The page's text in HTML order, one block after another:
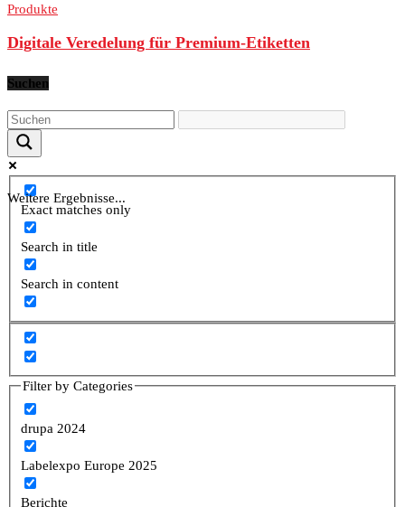
Produkte
Digitale Veredelung für Premium-Etiketten
Suchen
Weitere Ergebnisse...
Exact matches only
Search in title
Search in content
Filter by Categories
drupa 2024
Labelexpo Europe 2025
Berichte